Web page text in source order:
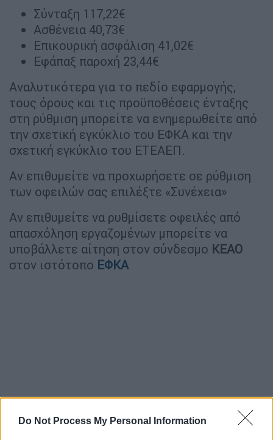
Do Not Process My Personal Information
Σύνταξη 117,22€
Ασθένεια 40,73€
Επικουρική ασφάλιση 41,02€
Εφάπαξ παροχή 23,44€
Αναλυτικότερα για το πεδίο εφαρμογής,
τους όρους και τις προϋποθέσεις ένταξης
στη ρύθμιση μπορείτε να ενημερωθείτε από
την σχετική εγκύκλιο του ΕΦΚΑ και την
σχετική εγκύκλιο του ΕΤΕΑΕΠ.
Αν επιθυμείτε να προχωρήσετε σε ρύθμιση
των οφειλών σας επιλέξτε «Συνέχεια»
Αν επιθυμείτε να ρυθμίσετε οφειλές από
απασχόληση εργαζομένων μπορείτε να
υποβάλλετε αίτηση στον σύνδεσμο ΚΕΑΟ
στον ιστότοπο ΕΦΚΑ